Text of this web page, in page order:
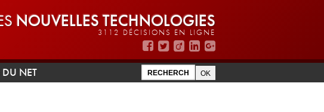
NOUVELLES TECHNOLOGIES
3112 DÉCISIONS EN LIGNE
DU NET